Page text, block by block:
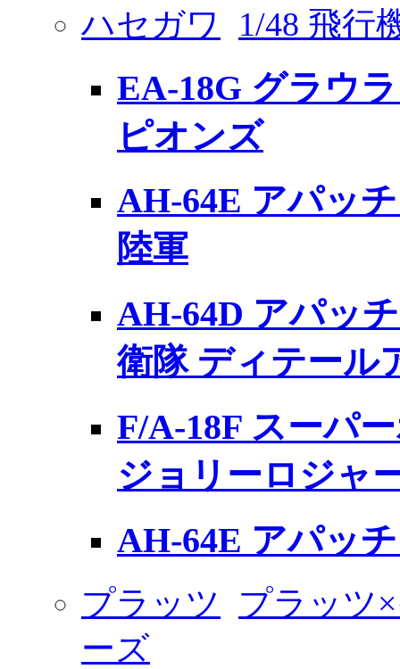
ハセガワ 1/48 飛行
EA-18G グラウ
ピオンズ
AH-64E アパッ
陸軍
AH-64D アパッ
衛隊 ディテール
F/A-18F スーパ
ジョリーロジャ
AH-64E アパッ
プラッツ
プラッツ
ーズ